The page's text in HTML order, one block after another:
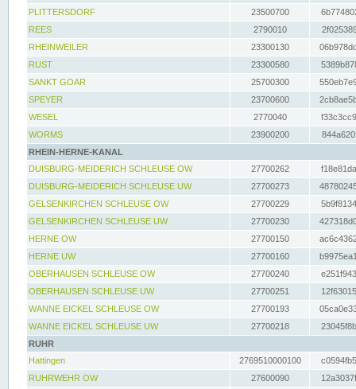
PLITTERSDORF
23500700
REES
2790010
RHEINWEILER
23300130
RUST
23300580
SANKT GOAR
25700300
SPEYER
23700600
WESEL
2770040
WORMS
23900200
RHEIN-HERNE-KANAL
DUISBURG-MEIDERICH SCHLEUSE OW
27700262
DUISBURG-MEIDERICH SCHLEUSE UW
27700273
GELSENKIRCHEN SCHLEUSE OW
27700229
GELSENKIRCHEN SCHLEUSE UW
27700230
HERNE OW
27700150
HERNE UW
27700160
OBERHAUSEN SCHLEUSE OW
27700240
OBERHAUSEN SCHLEUSE UW
27700251
WANNE EICKEL SCHLEUSE OW
27700193
WANNE EICKEL SCHLEUSE UW
27700218
RUHR
Hattingen
2769510000100
RUHRWEHR OW
27600090